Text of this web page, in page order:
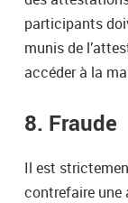
participants
munis de
accéder à la
8. Fraude
Il est
contrefaire